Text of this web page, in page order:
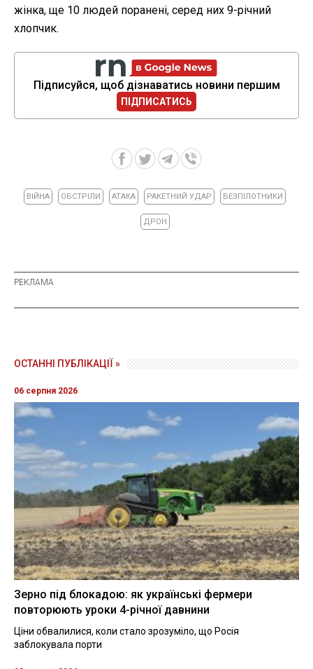
жінка, ще 10 людей поранені, серед них 9-річний
хлопчик.
Підписуйся, щоб дізнаватись новини першим
ПІДПИСАТИСЬ
ВІЙНА ОБСТРІЛИ АТАКА РАКЕТНИЙ УДАР БЕЗПІЛОТНИКИ
ДРОН
ОСТАННІ ПУБЛІКАЦІЇ »
06 серпня 2026
Зерно під блокадою: як українські фермери
повторюють уроки 4-річної давнини
Ціни обвалилися, коли стало зрозуміло, що Росія
заблокувала порти